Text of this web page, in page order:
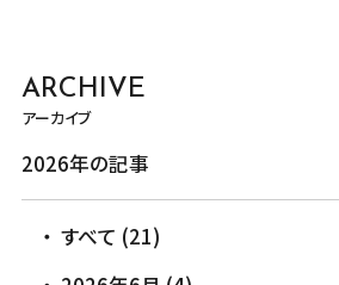
ARCHIVE
アーカイブ
2026年の記事
すべて (21)